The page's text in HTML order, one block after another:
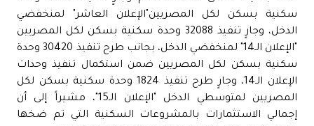
سكنية بسكن لكل المصريين"الإعلان العاشر" لمنخفضي
الدخل، وجارٍ تنفيذ 32088 وحدة سكنية بسكن لكل المصريين
"الإعلان الـ14" لمنخفضي الدخل، بجانب طرح تنفيذ 30420 وحدة
سكنية بسكن لكل المصريين ضمن استكمال تنفيذ وحدات
الإعلان الـ14، وجارٍ طرح تنفيذ 1824 وحدة سكنية بسكن لكل
المصريين لمتوسطي الدخل "الإعلان الـ15"، مشيراً إلى أن
إجمالي الاستثمارات بالمشروعات السكنية التي تم ضخها